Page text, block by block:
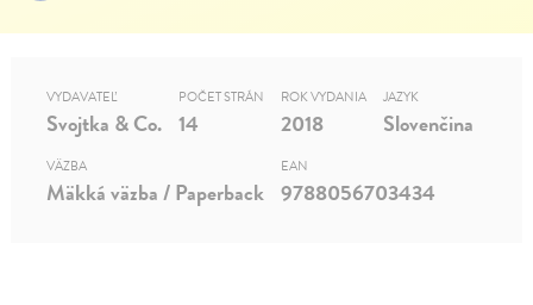
VYDAVATEĽ
Svojtka & Co.
POČET STRÁN
14
ROK VYDANIA
2018
JAZYK
Slovenčina
VÄZBA
Mäkká väzba / Paperback
EAN
9788056703434